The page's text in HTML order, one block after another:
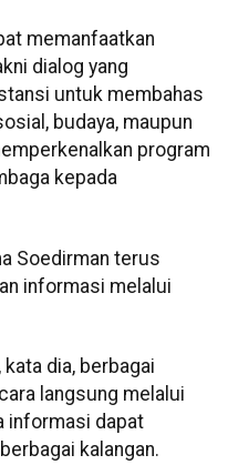
memanfaatkan
dialog yang
untuk membahas
budaya, maupun
program
kepada
Soedirman terus
informasi melalui
dia, berbagai
langsung melalui
informasi dapat
kalangan.